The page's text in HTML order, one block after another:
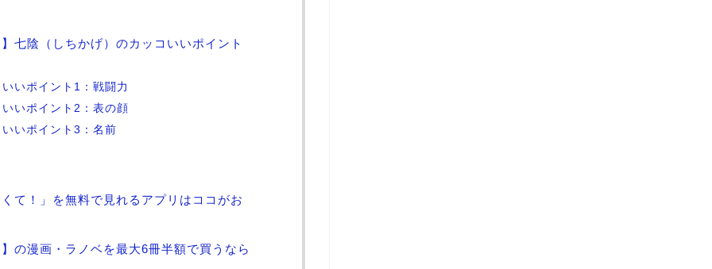
七陰（しちかげ）のカッコいいポイント
いポイント1：戦闘力
いポイント2：表の顔
いポイント3：名前
て！」を無料で見れるアプリはココがお
の漫画・ラノベを最大6冊半額で買うなら